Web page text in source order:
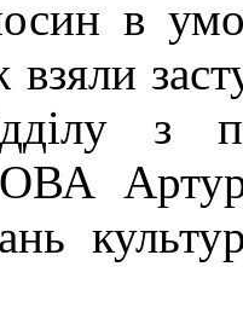
в
взяли
з
ОВА